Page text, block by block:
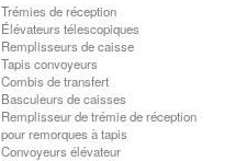
Trémies de réception
Élévateurs télescopiques
Remplisseurs de caisse
Tapis convoyeurs
Combis de transfert
Basculeurs de caisses
Remplisseur de trémie de réception
pour remorques à tapis
Convoyeurs élévateur